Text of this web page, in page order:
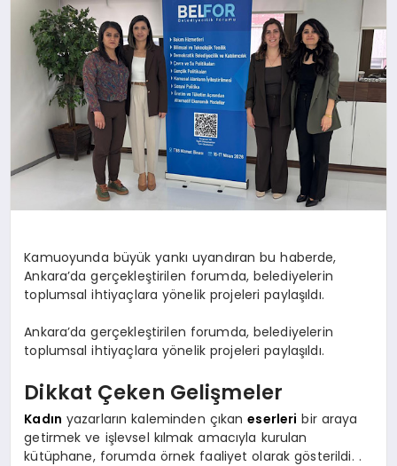
YAŞAM
Kamuoyunda büyük yankı uyandıran bu haberde,
Ankara’da gerçekleştirilen forumda, belediyelerin
toplumsal ihtiyaçlara yönelik projeleri paylaşıldı.
Ankara’da gerçekleştirilen forumda, belediyelerin
toplumsal ihtiyaçlara yönelik projeleri paylaşıldı.
Dikkat Çeken Gelişmeler
Kadın yazarların kaleminden çıkaneserleri bir araya
getirmek ve işlevsel kılmak amacıyla kurulan
kütüphane, forumda örnek faaliyet olarak gösterildi. .